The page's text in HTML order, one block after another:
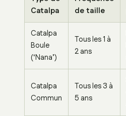
Catalpa
de taille
Catalpa
Boule
(‘Nana’)
Tous les 1 à
2 ans
Catalpa
Commun
Tous les 3 à
5 ans